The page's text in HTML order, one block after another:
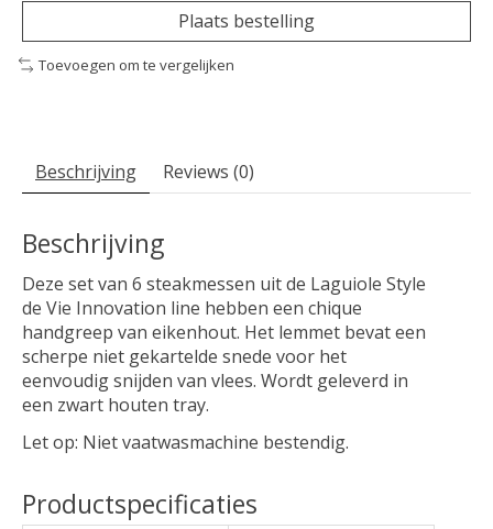
Plaats bestelling
Toevoegen om te vergelijken
Beschrijving Reviews (0)
Beschrijving
Deze set van 6 steakmessen uit de Laguiole Style
de Vie Innovation line hebben een chique
handgreep van eikenhout. Het lemmet bevat een
scherpe niet gekartelde snede voor het
eenvoudig snijden van vlees. Wordt geleverd in
een zwart houten tray.
Let op: Niet vaatwasmachine bestendig.
Productspecificaties